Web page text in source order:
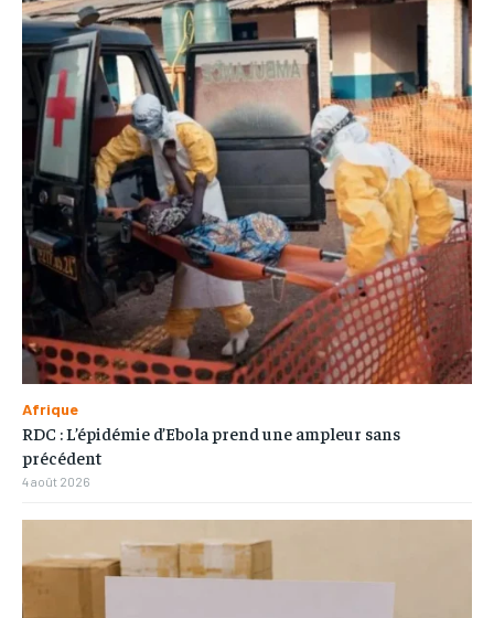
Afrique
RDC : L’épidémie d’Ebola prend une ampleur sans
précédent
4 août 2026